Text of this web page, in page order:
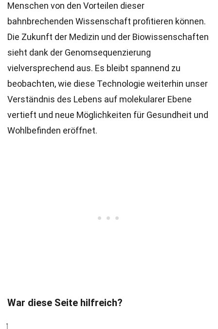
Menschen von den Vorteilen dieser
bahnbrechenden Wissenschaft profitieren können.
Die Zukunft der Medizin und der Biowissenschaften
sieht dank der Genomsequenzierung
vielversprechend aus. Es bleibt spannend zu
beobachten, wie diese Technologie weiterhin unser
Verständnis des Lebens auf molekularer Ebene
vertieft und neue Möglichkeiten für Gesundheit und
Wohlbefinden eröffnet.
War diese Seite hilfreich?